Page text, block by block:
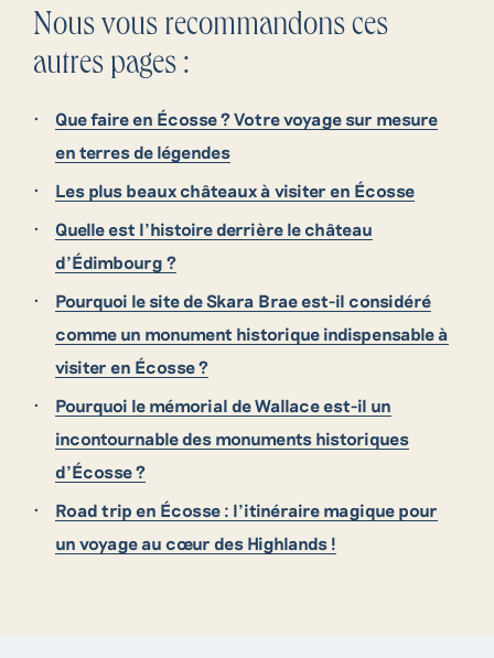
Nous vous recommandons ces
autres pages :
Que faire en Écosse ? Votre voyage sur mesure
en terres de légendes
Les plus beaux châteaux à visiter en Écosse
Quelle est l’histoire derrière le château
d’Édimbourg ?
Pourquoi le site de Skara Brae est-il considéré
comme un monument historique indispensable à
visiter en Écosse ?
Pourquoi le mémorial de Wallace est-il un
incontournable des monuments historiques
d’Écosse ?
Road trip en Écosse : l’itinéraire magique pour
un voyage au cœur des Highlands !